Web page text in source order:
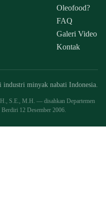
Oleofood?
FAQ
Galeri Video
Kontak
industri minyak nabati Indonesia.
S.E., M.H. — disahkan Departemen
12 Desember 2006.